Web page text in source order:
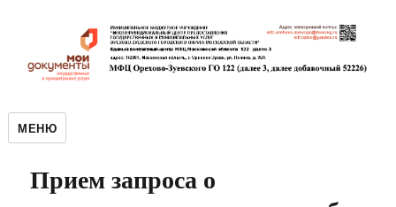
МЕНЮ
Прием запроса о